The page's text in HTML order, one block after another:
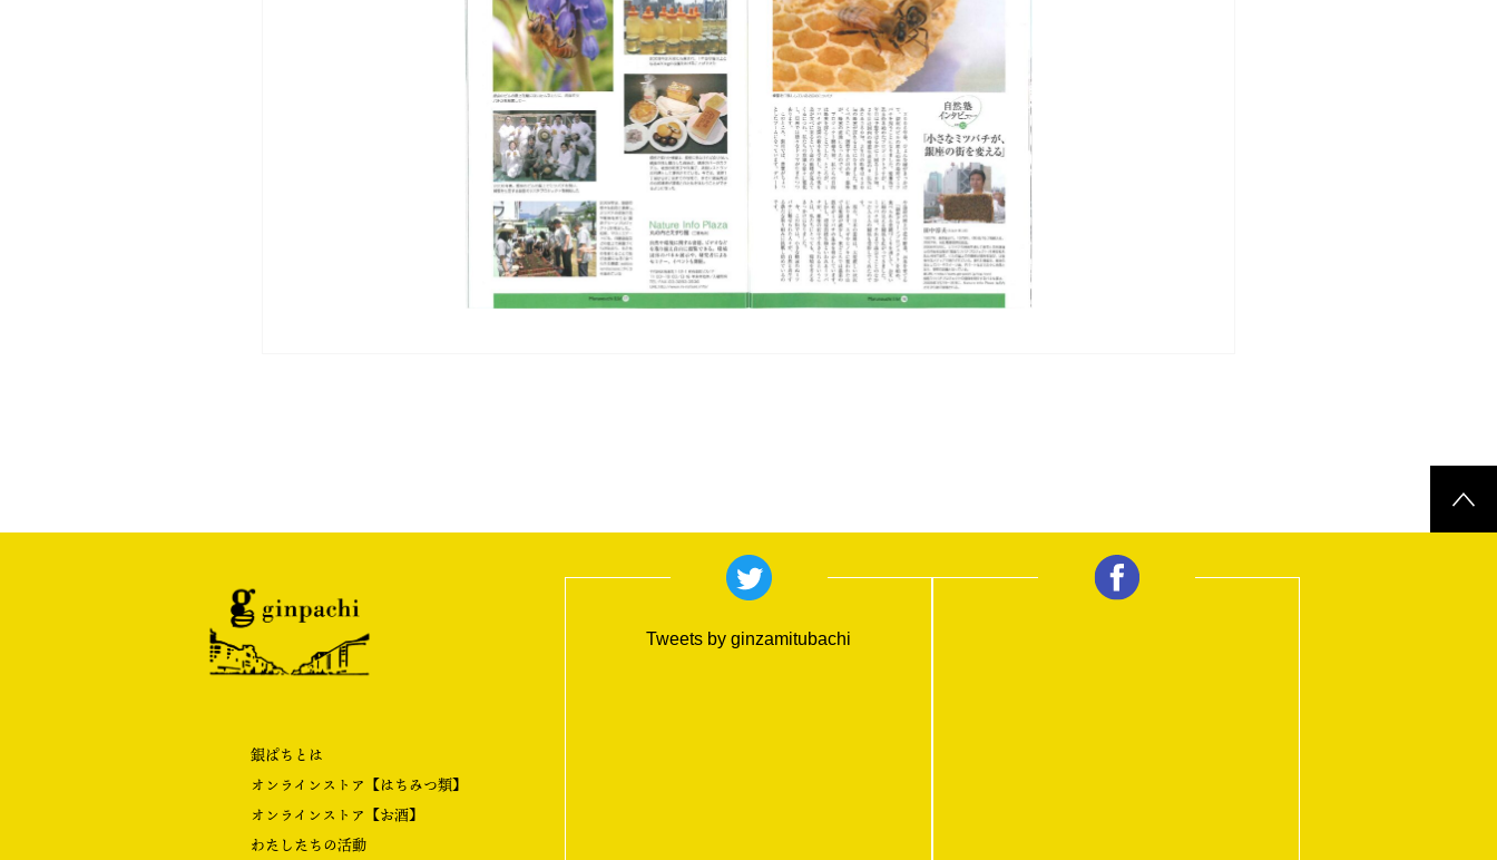
銀ぱちとは
オンラインストア【はちみつ類】
オンラインストア【お酒】
わたしたちの活動
Tweets by ginzamitubachi